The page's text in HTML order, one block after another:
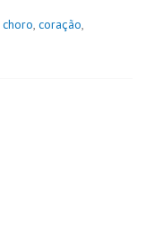
choro, coração,